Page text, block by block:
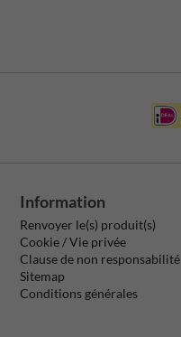
Information
Renvoyer le(s) produit(s)
Cookie / Vie privée
Clause de non responsabilité
Sitemap
Conditions générales